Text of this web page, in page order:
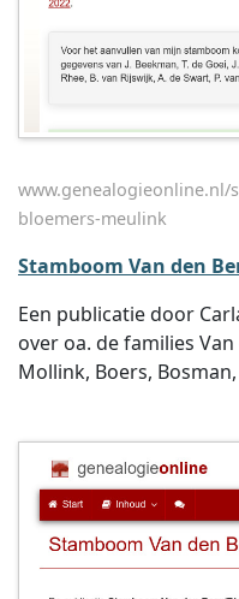
www.genealogieonline.nl/
bloemers-meulink
Stamboom Van den
Een publicatie door
over oa. de families
Mollink, Boers,